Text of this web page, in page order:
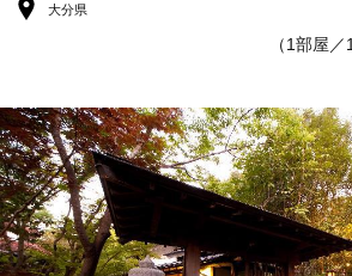
大分県
（1部屋